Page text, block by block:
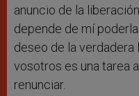
anuncio de la
depende de mí
deseo de la verdadera
vosotros es una tarea
renunciar.